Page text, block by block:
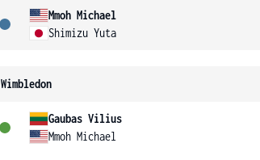
Mmoh Michael
Shimizu Yuta
Wimbledon
Gaubas Vilius
Mmoh Michael